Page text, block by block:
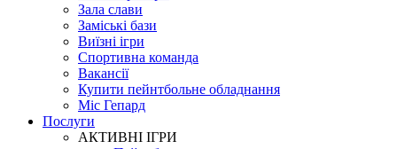
Зала слави
Заміські бази
Виїзні ігри
Спортивна команда
Вакансії
Купити пейнтбольне обладнання
Міс Гепард
Послуги
АКТИВНІ ІГРИ